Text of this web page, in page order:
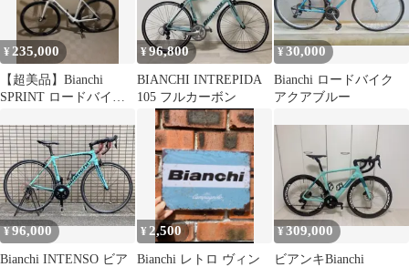
¥ 235,000
【超美品】Bianchi
SPRINT ロードバイク
¥96,800
BIANCHI INTREPIDA
105 フルカーボン
¥30,000
Bianchi ロードバイク
アクアブルー
¥96,000
Bianchi INTENSO ビア
¥ 2,500
Bianchi レトロ ヴィン
¥309,000
ビアンキBianchi